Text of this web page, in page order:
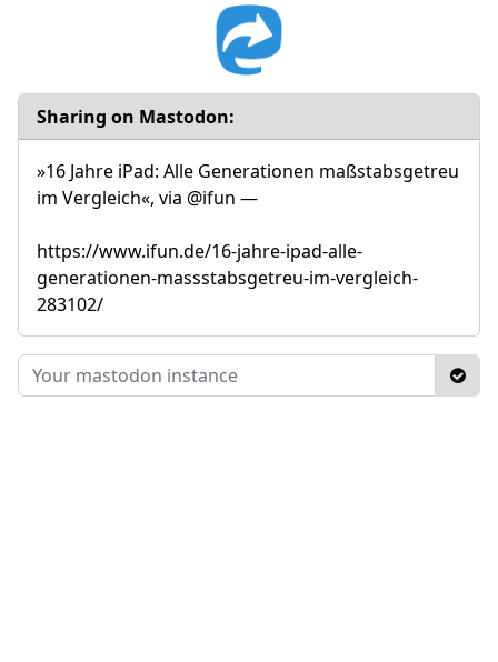
Sharing on Mastodon:
»16 Jahre iPad: Alle Generationen maßstabsgetreu
im Vergleich«, via @ifun —
https://www.ifun.de/16-jahre-ipad-alle-
generationen-massstabsgetreu-im-vergleich-
283102/